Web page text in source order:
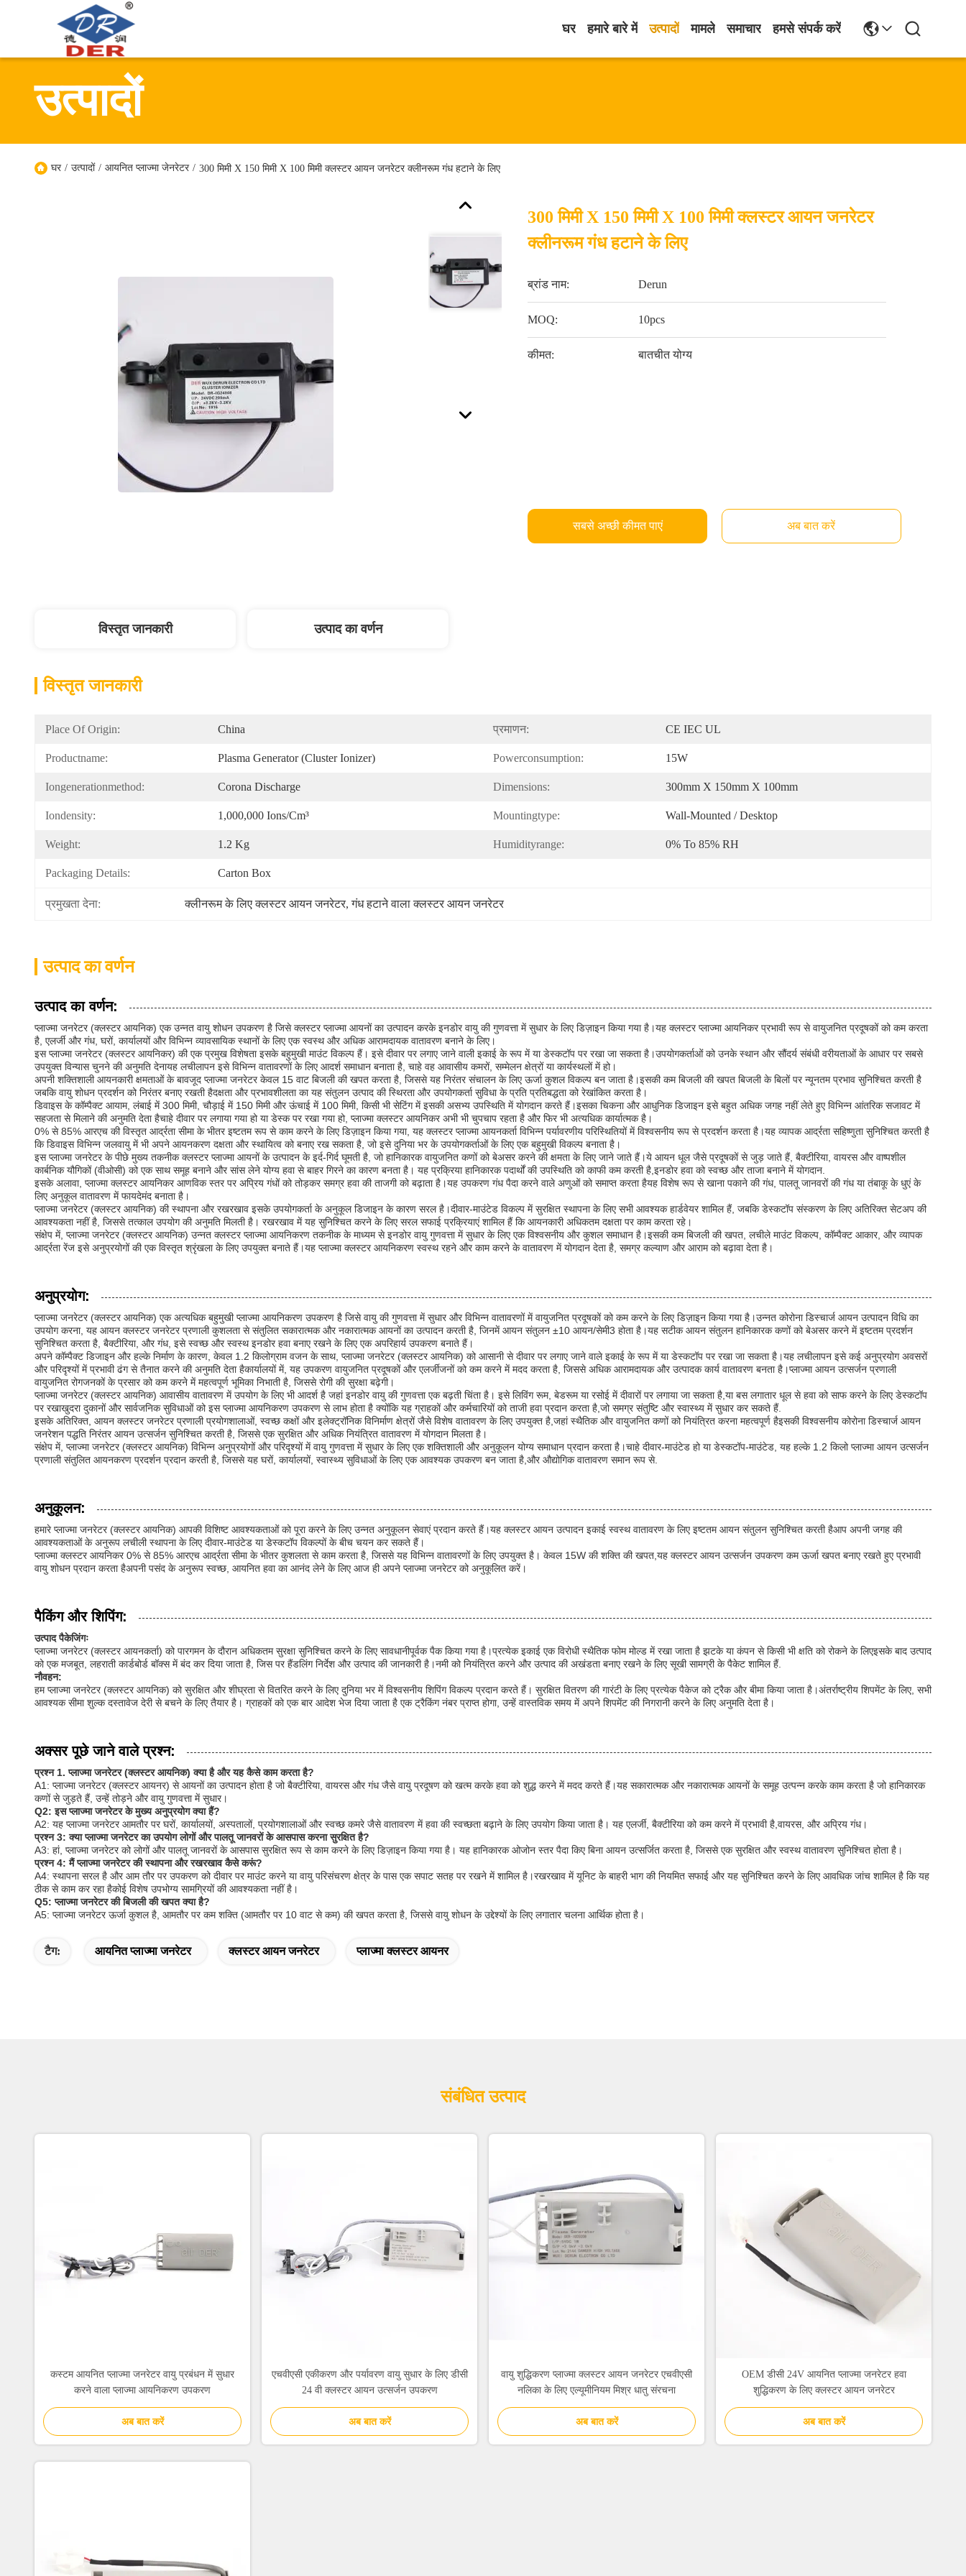
घर हमारे बारे में उत्पादों मामले समाचार हमसे संपर्क करें
उत्पादों
घर / उत्पादों / आयनित प्लाज्मा जेनरेटर / 300 मिमी X 150 मिमी X 100 मिमी क्लस्टर आयन जनरेटर क्लीनरूम गंध हटाने के लिए
300 मिमी X 150 मिमी X 100 मिमी क्लस्टर आयन जनरेटर
क्लीनरूम गंध हटाने के लिए
ब्रांड नाम: Derun
MOQ: 10pcs
कीमत: बातचीत योग्य
सबसे अच्छी कीमत पाएं अब बात करें
विस्तृत जानकारी उत्पाद का वर्णन
विस्तृत जानकारी
Place Of Origin: China प्रमाणन: CE IEC UL
Productname: Plasma Generator (Cluster Ionizer) Powerconsumption: 15W
Iongenerationmethod: Corona Discharge Dimensions: 300mm X 150mm X 100mm
Iondensity: 1,000,000 Ions/cm³ Mountingtype: Wall-Mounted / Desktop
Weight: 1.2 Kg Humidityrange: 0% To 85% RH
Packaging Details: Carton Box
प्रमुखता देना: क्लीनरूम के लिए क्लस्टर आयन जनरेटर, गंध हटाने वाला क्लस्टर आयन जनरेटर
उत्पाद का वर्णन
उत्पाद का वर्णन:
प्लाज्मा जनरेटर (क्लस्टर आयनिक) एक उन्नत वायु शोधन उपकरण है जिसे क्लस्टर प्लाज्मा आयनों का उत्पादन करके इनडोर वायु की गुणवत्ता में सुधार के लिए डिज़ाइन किया गया है।यह क्लस्टर प्लाज्मा आयनिकर प्रभावी रूप से वायुजनित प्रदूषकों को कम करता
है, एलर्जी और गंध, घरों, कार्यालयों और विभिन्न व्यावसायिक स्थानों के लिए एक स्वस्थ और अधिक आरामदायक वातावरण बनाने के लिए।
इस प्लाज्मा जनरेटर (क्लस्टर आयनिकर) की एक प्रमुख विशेषता इसके बहुमुखी माउंट विकल्प हैं। इसे दीवार पर लगाए जाने वाली इकाई के रूप में या डेस्कटॉप पर रखा जा सकता है।उपयोगकर्ताओं को उनके स्थान और सौंदर्य संबंधी वरीयताओं के आधार पर सबसे
उपयुक्त विन्यास चुनने की अनुमति देनायह लचीलापन इसे विभिन्न वातावरणों के लिए आदर्श समाधान बनाता है, चाहे वह आवासीय कमरों, सम्मेलन क्षेत्रों या कार्यस्थलों में हो।
अपनी शक्तिशाली आयनकारी क्षमताओं के बावजूद प्लाज्मा जनरेटर केवल 15 वाट बिजली की खपत करता है, जिससे यह निरंतर संचालन के लिए ऊर्जा कुशल विकल्प बन जाता है।इसकी कम बिजली की खपत बिजली के बिलों पर न्यूनतम प्रभाव सुनिश्चित करती है
जबकि वायु शोधन प्रदर्शन को निरंतर बनाए रखती हैदक्षता और प्रभावशीलता का यह संतुलन उत्पाद की स्थिरता और उपयोगकर्ता सुविधा के प्रति प्रतिबद्धता को रेखांकित करता है।
डिवाइस के कॉम्पैक्ट आयाम, लंबाई में 300 मिमी, चौड़ाई में 150 मिमी और ऊंचाई में 100 मिमी, किसी भी सेटिंग में इसकी असभ्य उपस्थिति में योगदान करते हैं।इसका चिकना और आधुनिक डिजाइन इसे बहुत अधिक जगह नहीं लेते हुए विभिन्न आंतरिक सजावट में
सहजता से मिलाने की अनुमति देता हैचाहे दीवार पर लगाया गया हो या डेस्क पर रखा गया हो, प्लाज्मा क्लस्टर आयनिकर अभी भी चुपचाप रहता है और फिर भी अत्यधिक कार्यात्मक है।
0% से 85% आरएच की विस्तृत आर्द्रता सीमा के भीतर इष्टतम रूप से काम करने के लिए डिज़ाइन किया गया, यह क्लस्टर प्लाज्मा आयनकर्ता विभिन्न पर्यावरणीय परिस्थितियों में विश्वसनीय रूप से प्रदर्शन करता है।यह व्यापक आर्द्रता सहिष्णुता सुनिश्चित करती है
कि डिवाइस विभिन्न जलवायु में भी अपने आयनकरण दक्षता और स्थायित्व को बनाए रख सकता है, जो इसे दुनिया भर के उपयोगकर्ताओं के लिए एक बहुमुखी विकल्प बनाता है।
इस प्लाज्मा जनरेटर के पीछे मुख्य तकनीक क्लस्टर प्लाज्मा आयनों के उत्पादन के इर्द-गिर्द घूमती है, जो हानिकारक वायुजनित कणों को बेअसर करने की क्षमता के लिए जाने जाते हैं।ये आयन धूल जैसे प्रदूषकों से जुड़ जाते हैं, बैक्टीरिया, वायरस और वाष्पशील
कार्बनिक यौगिकों (वीओसी) को एक साथ समूह बनाने और सांस लेने योग्य हवा से बाहर गिरने का कारण बनता है। यह प्रक्रिया हानिकारक पदार्थों की उपस्थिति को काफी कम करती है,इनडोर हवा को स्वच्छ और ताजा बनाने में योगदान.
इसके अलावा, प्लाज्मा क्लस्टर आयनिकर आणविक स्तर पर अप्रिय गंधों को तोड़कर समग्र हवा की ताजगी को बढ़ाता है।यह उपकरण गंध पैदा करने वाले अणुओं को समाप्त करता हैयह विशेष रूप से खाना पकाने की गंध, पालतू जानवरों की गंध या तंबाकू के धुएं के
लिए अनुकूल वातावरण में फायदेमंद बनाता है।
प्लाज्मा जनरेटर (क्लस्टर आयनिक) की स्थापना और रखरखाव इसके उपयोगकर्ता के अनुकूल डिजाइन के कारण सरल है।दीवार-माउंटेड विकल्प में सुरक्षित स्थापना के लिए सभी आवश्यक हार्डवेयर शामिल हैं, जबकि डेस्कटॉप संस्करण के लिए अतिरिक्त सेटअप की
आवश्यकता नहीं है, जिससे तत्काल उपयोग की अनुमति मिलती है। रखरखाव में यह सुनिश्चित करने के लिए सरल सफाई प्रक्रियाएं शामिल हैं कि आयनकारी अधिकतम दक्षता पर काम करता रहे।
संक्षेप में, प्लाज्मा जनरेटर (क्लस्टर आयनिक) उन्नत क्लस्टर प्लाज्मा आयनिकरण तकनीक के माध्यम से इनडोर वायु गुणवत्ता में सुधार के लिए एक विश्वसनीय और कुशल समाधान है।इसकी कम बिजली की खपत, लचीले माउंट विकल्प, कॉम्पैक्ट आकार, और व्यापक
आर्द्रता रेंज इसे अनुप्रयोगों की एक विस्तृत श्रृंखला के लिए उपयुक्त बनाते हैं।यह प्लाज्मा क्लस्टर आयनिकरण स्वस्थ रहने और काम करने के वातावरण में योगदान देता है, समग्र कल्याण और आराम को बढ़ावा देता है।
अनुप्रयोग:
प्लाज्मा जनरेटर (क्लस्टर आयनिक) एक अत्यधिक बहुमुखी प्लाज्मा आयनिकरण उपकरण है जिसे वायु की गुणवत्ता में सुधार और विभिन्न वातावरणों में वायुजनित प्रदूषकों को कम करने के लिए डिज़ाइन किया गया है।उन्नत कोरोना डिस्चार्ज आयन उत्पादन विधि का
उपयोग करना, यह आयन क्लस्टर जनरेटर प्रणाली कुशलता से संतुलित सकारात्मक और नकारात्मक आयनों का उत्पादन करती है, जिनमें आयन संतुलन ±10 आयन/सेमी3 होता है।यह सटीक आयन संतुलन हानिकारक कणों को बेअसर करने में इष्टतम प्रदर्शन
सुनिश्चित करता है, बैक्टीरिया, और गंध, इसे स्वच्छ और स्वस्थ इनडोर हवा बनाए रखने के लिए एक अपरिहार्य उपकरण बनाते हैं।
अपने कॉम्पैक्ट डिजाइन और हल्के निर्माण के कारण, केवल 1.2 किलोग्राम वजन के साथ, प्लाज्मा जनरेटर (क्लस्टर आयनिक) को आसानी से दीवार पर लगाए जाने वाले इकाई के रूप में या डेस्कटॉप पर रखा जा सकता है।यह लचीलापन इसे कई अनुप्रयोग अवसरों
और परिदृश्यों में प्रभावी ढंग से तैनात करने की अनुमति देता हैकार्यालयों में, यह उपकरण वायुजनित प्रदूषकों और एलर्जीजनों को कम करने में मदद करता है, जिससे अधिक आरामदायक और उत्पादक कार्य वातावरण बनता है।प्लाज्मा आयन उत्सर्जन प्रणाली
वायुजनित रोगजनकों के प्रसार को कम करने में महत्वपूर्ण भूमिका निभाती है, जिससे रोगी की सुरक्षा बढ़ेगी।
प्लाज्मा जनरेटर (क्लस्टर आयनिक) आवासीय वातावरण में उपयोग के लिए भी आदर्श है जहां इनडोर वायु की गुणवत्ता एक बढ़ती चिंता है। इसे लिविंग रूम, बेडरूम या रसोई में दीवारों पर लगाया जा सकता है,या बस लगातार धूल से हवा को साफ करने के लिए डेस्कटॉप
पर रखाखुदरा दुकानों और सार्वजनिक सुविधाओं को इस प्लाज्मा आयनिकरण उपकरण से लाभ होता है क्योंकि यह ग्राहकों और कर्मचारियों को ताजी हवा प्रदान करता है,जो समग्र संतुष्टि और स्वास्थ्य में सुधार कर सकते हैं.
इसके अतिरिक्त, आयन क्लस्टर जनरेटर प्रणाली प्रयोगशालाओं, स्वच्छ कक्षों और इलेक्ट्रॉनिक विनिर्माण क्षेत्रों जैसे विशेष वातावरण के लिए उपयुक्त है,जहां स्थैतिक और वायुजनित कणों को नियंत्रित करना महत्वपूर्ण हैइसकी विश्वसनीय कोरोना डिस्चार्ज आयन
जनरेशन पद्धति निरंतर आयन उत्सर्जन सुनिश्चित करती है, जिससे एक सुरक्षित और अधिक नियंत्रित वातावरण में योगदान मिलता है।
संक्षेप में, प्लाज्मा जनरेटर (क्लस्टर आयनिक) विभिन्न अनुप्रयोगों और परिदृश्यों में वायु गुणवत्ता में सुधार के लिए एक शक्तिशाली और अनुकूलन योग्य समाधान प्रदान करता है।चाहे दीवार-माउंटेड हो या डेस्कटॉप-माउंटेड, यह हल्के 1.2 किलो प्लाज्मा आयन उत्सर्जन
प्रणाली संतुलित आयनकरण प्रदर्शन प्रदान करती है, जिससे यह घरों, कार्यालयों, स्वास्थ्य सुविधाओं के लिए एक आवश्यक उपकरण बन जाता है,और औद्योगिक वातावरण समान रूप से.
अनुकूलन:
हमारे प्लाज्मा जनरेटर (क्लस्टर आयनिक) आपकी विशिष्ट आवश्यकताओं को पूरा करने के लिए उन्नत अनुकूलन सेवाएं प्रदान करते हैं।यह क्लस्टर आयन उत्पादन इकाई स्वस्थ वातावरण के लिए इष्टतम आयन संतुलन सुनिश्चित करती हैआप अपनी जगह की
आवश्यकताओं के अनुरूप लचीली स्थापना के लिए दीवार-माउंटेड या डेस्कटॉप विकल्पों के बीच चयन कर सकते हैं।
प्लाज्मा क्लस्टर आयनिकर 0% से 85% आरएच आर्द्रता सीमा के भीतर कुशलता से काम करता है, जिससे यह विभिन्न वातावरणों के लिए उपयुक्त है। केवल 15W की शक्ति की खपत,यह क्लस्टर आयन उत्सर्जन उपकरण कम ऊर्जा खपत बनाए रखते हुए प्रभावी
वायु शोधन प्रदान करता हैअपनी पसंद के अनुरूप स्वच्छ, आयनित हवा का आनंद लेने के लिए आज ही अपने प्लाज्मा जनरेटर को अनुकूलित करें।
पैकिंग और शिपिंग:
उत्पाद पैकेजिंगः
प्लाज्मा जनरेटर (क्लस्टर आयनकर्ता) को पारगमन के दौरान अधिकतम सुरक्षा सुनिश्चित करने के लिए सावधानीपूर्वक पैक किया गया है।प्रत्येक इकाई एक विरोधी स्थैतिक फोम मोल्ड में रखा जाता है झटके या कंपन से किसी भी क्षति को रोकने के लिएइसके बाद उत्पाद
को एक मजबूत, लहराती कार्डबोर्ड बॉक्स में बंद कर दिया जाता है, जिस पर हैंडलिंग निर्देश और उत्पाद की जानकारी है।नमी को नियंत्रित करने और उत्पाद की अखंडता बनाए रखने के लिए सूखी सामग्री के पैकेट शामिल हैं.
नौवहन:
हम प्लाज्मा जनरेटर (क्लस्टर आयनिक) को सुरक्षित और शीघ्रता से वितरित करने के लिए दुनिया भर में विश्वसनीय शिपिंग विकल्प प्रदान करते हैं। सुरक्षित वितरण की गारंटी के लिए प्रत्येक पैकेज को ट्रैक और बीमा किया जाता है।अंतर्राष्ट्रीय शिपमेंट के लिए, सभी
आवश्यक सीमा शुल्क दस्तावेज देरी से बचने के लिए तैयार है। ग्राहकों को एक बार आदेश भेज दिया जाता है एक ट्रैकिंग नंबर प्राप्त होगा, उन्हें वास्तविक समय में अपने शिपमेंट की निगरानी करने के लिए अनुमति देता है।
अक्सर पूछे जाने वाले प्रश्न:
प्रश्न 1. प्लाज्मा जनरेटर (क्लस्टर आयनिक) क्या है और यह कैसे काम करता है?
A1: प्लाज्मा जनरेटर (क्लस्टर आयनर) से आयनों का उत्पादन होता है जो बैक्टीरिया, वायरस और गंध जैसे वायु प्रदूषण को खत्म करके हवा को शुद्ध करने में मदद करते हैं।यह सकारात्मक और नकारात्मक आयनों के समूह उत्पन्न करके काम करता है जो हानिकारक
कणों से जुड़ते हैं, उन्हें तोड़ने और वायु गुणवत्ता में सुधार।
Q2: इस प्लाज्मा जनरेटर के मुख्य अनुप्रयोग क्या हैं?
A2: यह प्लाज्मा जनरेटर आमतौर पर घरों, कार्यालयों, अस्पतालों, प्रयोगशालाओं और स्वच्छ कमरे जैसे वातावरण में हवा की स्वच्छता बढ़ाने के लिए उपयोग किया जाता है। यह एलर्जी, बैक्टीरिया को कम करने में प्रभावी है,वायरस, और अप्रिय गंध।
प्रश्न 3: क्या प्लाज्मा जनरेटर का उपयोग लोगों और पालतू जानवरों के आसपास करना सुरक्षित है?
A3: हां, प्लाज्मा जनरेटर को लोगों और पालतू जानवरों के आसपास सुरक्षित रूप से काम करने के लिए डिज़ाइन किया गया है। यह हानिकारक ओजोन स्तर पैदा किए बिना आयन उत्सर्जित करता है, जिससे एक सुरक्षित और स्वस्थ वातावरण सुनिश्चित होता है।
प्रश्न 4: मैं प्लाज्मा जनरेटर की स्थापना और रखरखाव कैसे करूं?
A4: स्थापना सरल है और आम तौर पर उपकरण को दीवार पर माउंट करने या वायु परिसंचरण क्षेत्र के पास एक सपाट सतह पर रखने में शामिल है।रखरखाव में यूनिट के बाहरी भाग की नियमित सफाई और यह सुनिश्चित करने के लिए आवधिक जांच शामिल है कि यह
ठीक से काम कर रहा हैकोई विशेष उपभोग्य सामग्रियों की आवश्यकता नहीं है।
Q5: प्लाज्मा जनरेटर की बिजली की खपत क्या है?
A5: प्लाज्मा जनरेटर ऊर्जा कुशल है, आमतौर पर कम शक्ति (आमतौर पर 10 वाट से कम) की खपत करता है, जिससे वायु शोधन के उद्देश्यों के लिए लगातार चलना आर्थिक होता है।
टैग: आयनित प्लाज्मा जनरेटर क्लस्टर आयन जनरेटर प्लाज्मा क्लस्टर आयनर
संबंधित उत्पाद
कस्टम आयनित प्लाज्मा जनरेटर वायु प्रबंधन में सुधार
करने वाला प्लाज्मा आयनिकरण उपकरण
अब बात करें
एचवीएसी एकीकरण और पर्यावरण वायु सुधार के लिए डीसी
24 वी क्लस्टर आयन उत्सर्जन उपकरण
अब बात करें
वायु शुद्धिकरण प्लाज्मा क्लस्टर आयन जनरेटर एचवीएसी
नलिका के लिए एल्यूमीनियम मिश्र धातु संरचना
अब बात करें
OEM डीसी 24V आयनित प्लाज्मा जनरेटर हवा
शुद्धिकरण के लिए क्लस्टर आयन जनरेटर
अब बात करें